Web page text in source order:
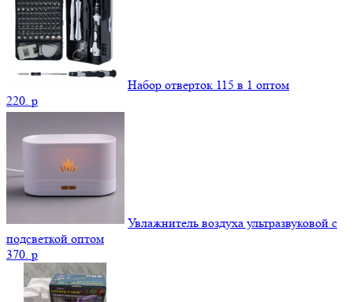
Набор отверток 115 в 1 оптом
220. p
Увлажнитель воздуха ультразвуковой с
подсветкой оптом
370. p